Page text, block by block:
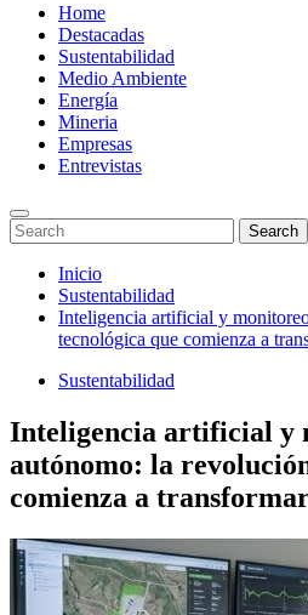
Menu
Home
Destacadas
Sustentabilidad
Medio Ambiente
Energía
Mineria
Empresas
Entrevistas
Enter
Keyword
Search
for:
Search
Saltar
contenido
Inicio
Sustentabilidad
Inteligencia artificial y
tecnológica que comienza a
Sustentabilidad
Inteligencia artificial y
autónomo: la
comienza a